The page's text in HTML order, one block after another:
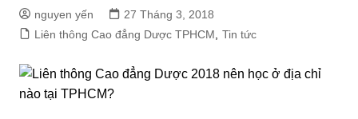
nguyen yến
27 Tháng 3, 2018
Liên thông Cao đẳng Dược TPHCM
Tin tức